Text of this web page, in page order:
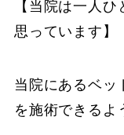
【当院は一人
思っています】
当院にあるベッ
を施術できるよ